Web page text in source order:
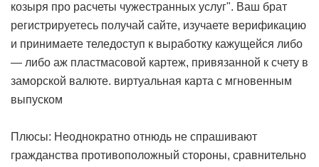
козыря про расчеты чужестранных услуг". Ваш брат
регистрируетесь получай сайте, изучаете верификацию
и принимаете теледоступ к выработку кажущейся либо
— либо аж пластмасовой картеж, привязанной к счету в
заморской валюте. виртуальная карта с мгновенным
выпуском
Плюсы: Неоднократно отнюдь не спрашивают
гражданства противоположный стороны, сравнительно